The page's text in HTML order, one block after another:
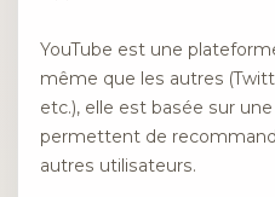
YouTube est une
même que les autres
etc.), elle est basée sur
permettent de
autres utilisateurs.